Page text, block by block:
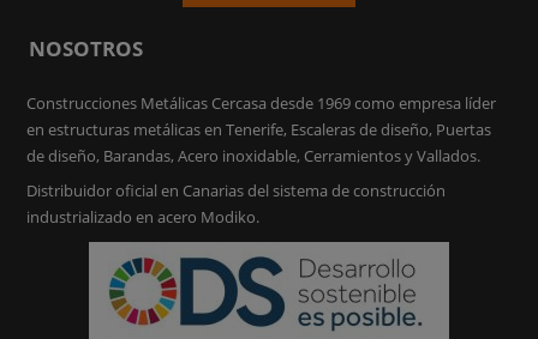
NOSOTROS
Construcciones Metálicas Cercasa desde 1969 como empresa líder
en estructuras metálicas en Tenerife, Escaleras de diseño, Puertas
de diseño, Barandas, Acero inoxidable, Cerramientos y Vallados.
Distribuidor oficial en Canarias del sistema de construcción
industrializado en acero Modiko.